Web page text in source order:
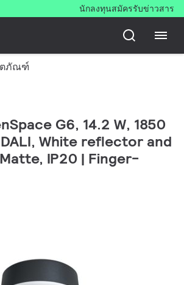
นักลงทุนสมัครรับข่าวสาร
ตภัณฑ์
G6, 14.2 W, 1850
White reflector and
IP20 | Finger-